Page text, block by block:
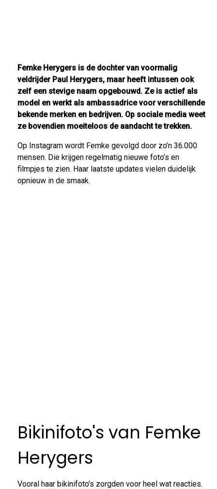
Femke Herygers is de dochter van voormalig
veldrijder Paul Herygers, maar heeft intussen ook
zelf een stevige naam opgebouwd. Ze is actief als
model en werkt als ambassadrice voor verschillende
bekende merken en bedrijven. Op sociale media weet
ze bovendien moeiteloos de aandacht te trekken.
Op Instagram wordt Femke gevolgd door zo’n 36.000
mensen. Die krijgen regelmatig nieuwe foto’s en
filmpjes te zien. Haar laatste updates vielen duidelijk
opnieuw in de smaak.
Bikinifoto's van Femke
Herygers
Vooral haar bikinifoto’s zorgden voor heel wat reacties.